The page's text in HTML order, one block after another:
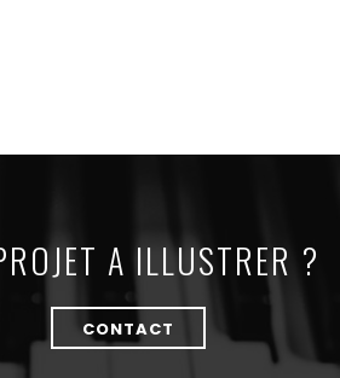
A ILLUSTRER ?
CONTACT